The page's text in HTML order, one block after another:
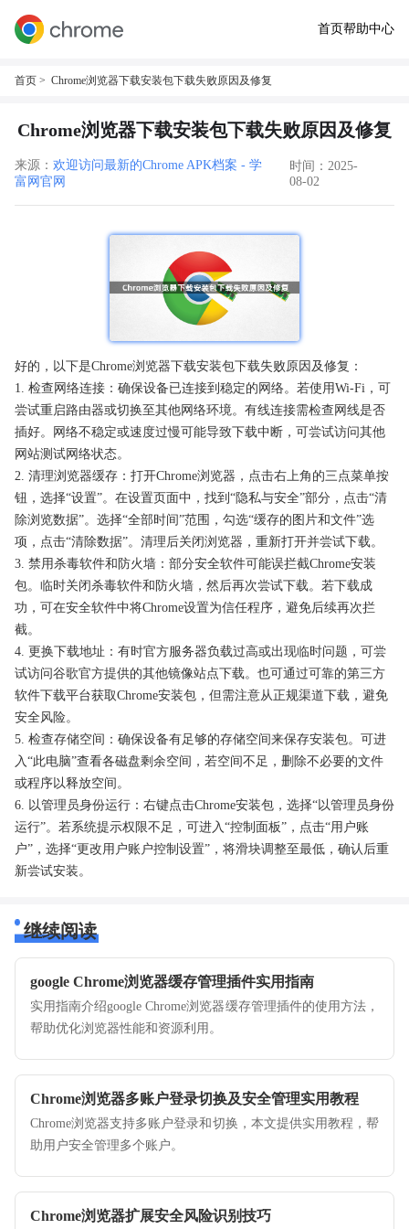
首页帮助中心
首页 > Chrome浏览器下载安装包下载失败原因及修复
Chrome浏览器下载安装包下载失败原因及修复
来源： 欢迎访问最新的Chrome APK档案 - 学
富网官网
时间：2025-
08-02
好的，以下是Chrome浏览器下载安装包下载失败原因及修复：
1. 检查网络连接：确保设备已连接到稳定的网络。若使用Wi-Fi，可
尝试重启路由器或切换至其他网络环境。有线连接需检查网线是否
插好。网络不稳定或速度过慢可能导致下载中断，可尝试访问其他
网站测试网络状态。
2. 清理浏览器缓存：打开Chrome浏览器，点击右上角的三点菜单按
钮，选择“设置”。在设置页面中，找到“隐私与安全”部分，点击“清
除浏览数据”。选择“全部时间”范围，勾选“缓存的图片和文件”选
项，点击“清除数据”。清理后关闭浏览器，重新打开并尝试下载。
3. 禁用杀毒软件和防火墙：部分安全软件可能误拦截Chrome安装
包。临时关闭杀毒软件和防火墙，然后再次尝试下载。若下载成
功，可在安全软件中将Chrome设置为信任程序，避免后续再次拦
截。
4. 更换下载地址：有时官方服务器负载过高或出现临时问题，可尝
试访问谷歌官方提供的其他镜像站点下载。也可通过可靠的第三方
软件下载平台获取Chrome安装包，但需注意从正规渠道下载，避免
安全风险。
5. 检查存储空间：确保设备有足够的存储空间来保存安装包。可进
入“此电脑”查看各磁盘剩余空间，若空间不足，删除不必要的文件
或程序以释放空间。
6. 以管理员身份运行：右键点击Chrome安装包，选择“以管理员身份
运行”。若系统提示权限不足，可进入“控制面板”，点击“用户账
户”，选择“更改用户账户控制设置”，将滑块调整至最低，确认后重
新尝试安装。
继续阅读
google Chrome浏览器缓存管理插件实用指南
实用指南介绍google Chrome浏览器缓存管理插件的使用方法，
帮助优化浏览器性能和资源利用。
Chrome浏览器多账户登录切换及安全管理实用教程
Chrome浏览器支持多账户登录和切换，本文提供实用教程，帮
助用户安全管理多个账户。
Chrome浏览器扩展安全风险识别技巧